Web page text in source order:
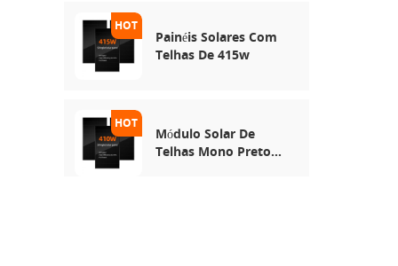
Painéis Solares Com
Telhas De 415w
Módulo Solar De
Telhas Mono Preto